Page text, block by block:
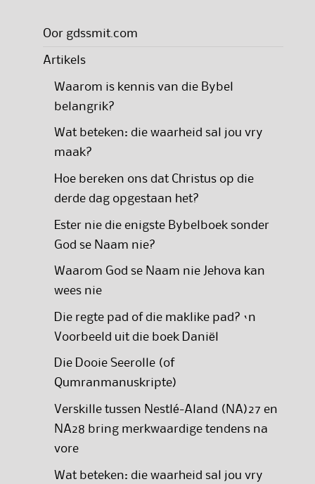
Oor gdssmit.com
Artikels
Waarom is kennis van die Bybel
belangrik?
Wat beteken: die waarheid sal jou vry
maak?
Hoe bereken ons dat Christus op die
derde dag opgestaan het?
Ester nie die enigste Bybelboek sonder
God se Naam nie?
Waarom God se Naam nie Jehova kan
wees nie
Die regte pad of die maklike pad? ‘n
Voorbeeld uit die boek Daniël
Die Dooie Seerolle (of
Qumranmanuskripte)
Verskille tussen Nestlé-Aland (NA)27 en
NA28 bring merkwaardige tendens na
vore
Wat beteken: die waarheid sal jou vry